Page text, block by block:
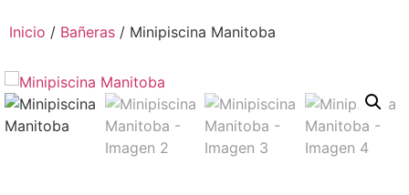
Inicio / Bañeras / Minipiscina Manitoba